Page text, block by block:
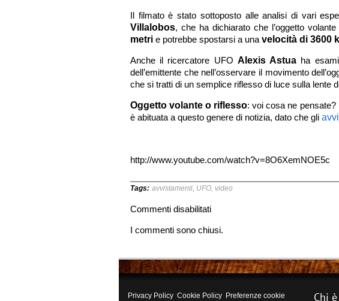
Il filmato è stato sottoposto alle analisi di vari
Villalobos, che ha dichiarato che l’oggetto
metri e potrebbe spostarsi a una velocità di 3600
Anche il ricercatore UFO Alexis Astua ha
dell’emittente che nell’osservare il movimento
che si tratti di un semplice riflesso di luce sulla lente
Oggetto volante o riflesso: voi cosa ne
è abituata a questo genere di notizia, dato che gli
http://www.youtube.com/watch?v=8O6XemNOE5c
Tags: avvistamenti UFO video
Commenti disabilitatisu
avvistamenti
nei
cieli
Costa
I commenti sono chiusi.
Privacy Policy Cookie Policy Preferenze cookie Chi